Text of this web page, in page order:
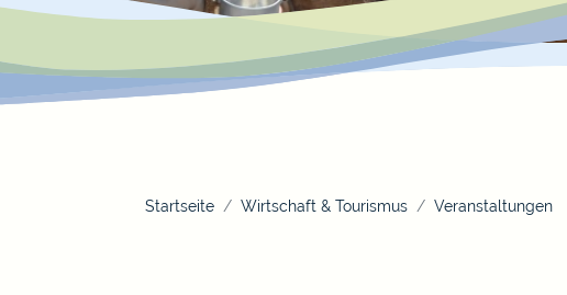
Startseite Wirtschaft & Tourismus Veranstaltungen